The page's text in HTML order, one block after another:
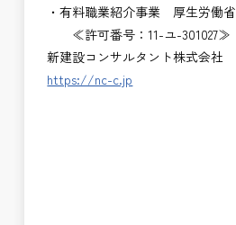
・有料職業紹介事業 厚生労働省
≪許可番号：11-ユ-301027≫
新建設コンサルタント株式会社
https://nc-c.jp